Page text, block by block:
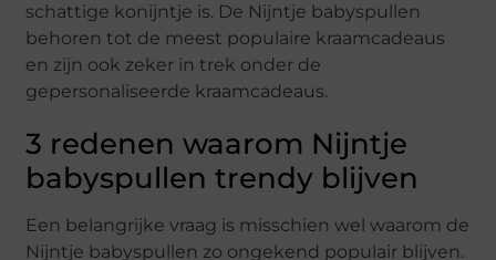
schattige konijntje is. De Nijntje babyspullen
behoren tot de meest populaire kraamcadeaus
en zijn ook zeker in trek onder de
gepersonaliseerde kraamcadeaus.
3 redenen waarom Nijntje
babyspullen trendy blijven
Een belangrijke vraag is misschien wel waarom de
Nijntje babyspullen zo ongekend populair blijven.